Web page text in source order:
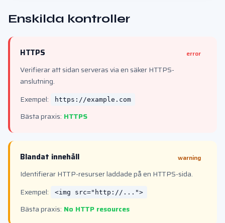
Enskilda kontroller
HTTPS error
Verifierar att sidan serveras via en säker HTTPS-
anslutning.
Exempel:
https://example.com
Bästa praxis: HTTPS
Blandat innehåll warning
Identifierar HTTP-resurser laddade på en HTTPS-sida.
Exempel:
<img src="http://...">
Bästa praxis: No HTTP resources